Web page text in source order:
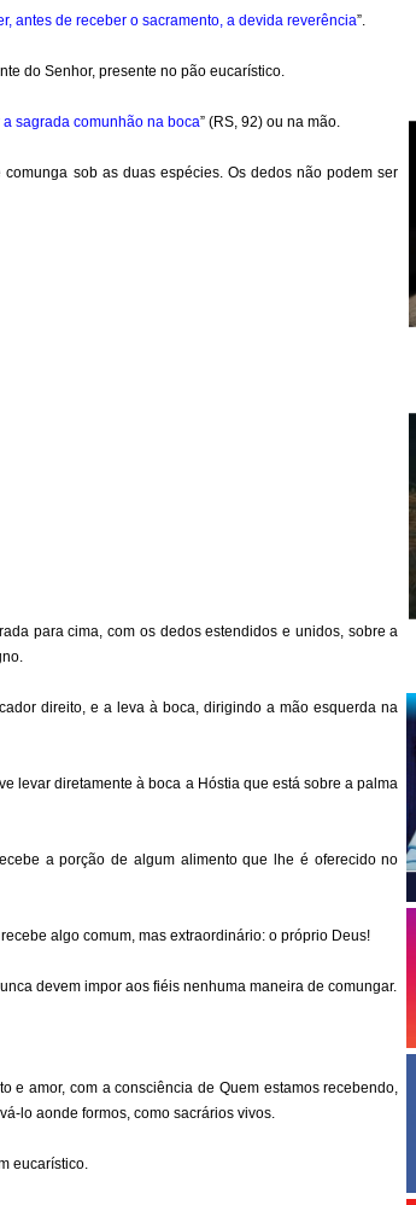
antes de receber o sacramento, a devida reverência”.
do Senhor, presente no pão eucarístico.
sagrada comunhão na boca” (RS, 92) ou na mão.
sob as duas espécies. Os dedos não podem ser
para cima, com os dedos estendidos e unidos, sobre a
direito, e a leva à boca, dirigindo a mão esquerda na
levar diretamente à boca a Hóstia que está sobre a palma
a porção de algum alimento que lhe é oferecido no
algo comum, mas extraordinário: o próprio Deus!
devem impor aos fiéis nenhuma maneira de comungar.
e amor, com a consciência de Quem estamos recebendo,
lo aonde formos, como sacrários vivos.
eucarístico.